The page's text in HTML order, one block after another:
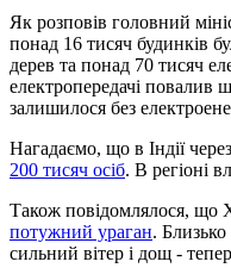
Як розповів головний
понад 16 тисяч будинків
дерев та понад 70 тисяч
електропередачі повалив
залишилося без
Нагадаємо, що в Індії
200 тисяч осіб. В регіоні
Також повідомлялося, що
потужний ураган. Близько
сильний вітер і дощ -